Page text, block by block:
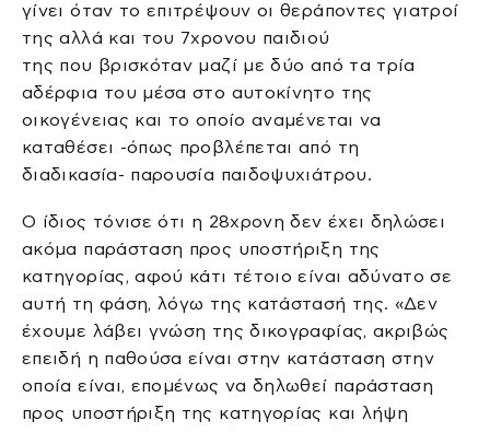
γίνει όταν το επιτρέψουν οι θεράποντες γιατροί
της αλλά και του 7χρονου παιδιού
της που βρισκόταν μαζί με δύο από τα τρία
αδέρφια του μέσα στο αυτοκίνητο της
οικογένειας και το οποίο αναμένεται να
καταθέσει -όπως προβλέπεται από τη
διαδικασία- παρουσία παιδοψυχιάτρου.
Ο ίδιος τόνισε ότι η 28χρονη δεν έχει δηλώσει
ακόμα παράσταση προς υποστήριξη της
κατηγορίας, αφού κάτι τέτοιο είναι αδύνατο σε
αυτή τη φάση, λόγω της κατάστασή της. «Δεν
έχουμε λάβει γνώση της δικογραφίας, ακριβώς
επειδή η παθούσα είναι στην κατάσταση στην
οποία είναι, επομένως να δηλωθεί παράσταση
προς υποστήριξη της κατηγορίας και λήψη